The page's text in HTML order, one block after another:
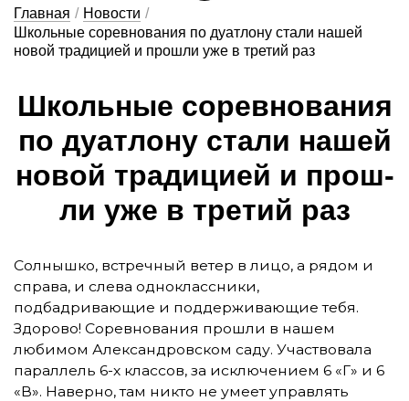
Главная / Новости /
Школьные соревнования по дуатлону стали нашей
новой традицией и прошли уже в третий раз
Школь­ные со­рев­но­ва­ния
по ду­ат­ло­ну ста­ли на­шей
но­вой тра­ди­ци­ей и прош­
ли у­же в тре­тий раз
Солнышко, встречный ветер в лицо, а рядом и
справа, и слева одноклассники,
подбадривающие и поддерживающие тебя.
Здорово! Соревнования прошли в нашем
любимом Александровском саду. Участвовала
параллель 6-х классов, за исключением 6 «Г» и 6
«В». Наверно, там никто не умеет управлять